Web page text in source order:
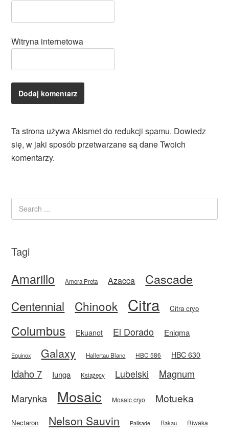
Witryna internetowa
Ta strona używa Akismet do redukcji spamu. Dowiedz
się, w jaki sposób przetwarzane są dane Twoich
komentarzy.
Tagi
Amarillo Amora Preta Azacca Cascade
Centennial Chinook Citra Citra cryo
Columbus Ekuanot El Dorado Enigma
Equinox Galaxy Hallertau Blanc HBC 586 HBC 630
Idaho 7 Iunga Książęcy Lubelski
Magnum
Marynka
Mosaic Mosaic cryo Motueka
Nectaron Nelson Sauvin Palisade Rakau Riwaka